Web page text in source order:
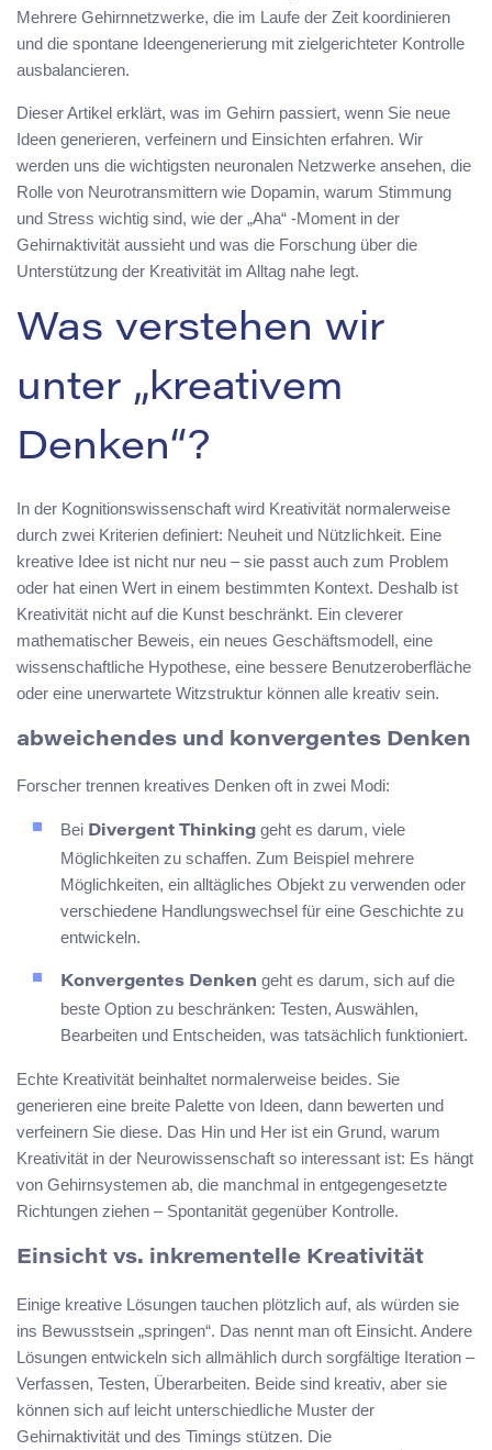
Mehrere Gehirnnetzwerke, die im Laufe der Zeit koordinieren
und die spontane Ideengenerierung mit zielgerichteter Kontrolle
ausbalancieren.
Dieser Artikel erklärt, was im Gehirn passiert, wenn Sie neue
Ideen generieren, verfeinern und Einsichten erfahren. Wir
werden uns die wichtigsten neuronalen Netzwerke ansehen, die
Rolle von Neurotransmittern wie Dopamin, warum Stimmung
und Stress wichtig sind, wie der „Aha“ -Moment in der
Gehirnaktivität aussieht und was die Forschung über die
Unterstützung der Kreativität im Alltag nahe legt.
Was verstehen wir
unter „kreativem
Denken“?
In der Kognitionswissenschaft wird Kreativität normalerweise
durch zwei Kriterien definiert: Neuheit und Nützlichkeit. Eine
kreative Idee ist nicht nur neu – sie passt auch zum Problem
oder hat einen Wert in einem bestimmten Kontext. Deshalb ist
Kreativität nicht auf die Kunst beschränkt. Ein cleverer
mathematischer Beweis, ein neues Geschäftsmodell, eine
wissenschaftliche Hypothese, eine bessere Benutzeroberfläche
oder eine unerwartete Witzstruktur können alle kreativ sein.
abweichendes und konvergentes Denken
Forscher trennen kreatives Denken oft in zwei Modi:
Bei Divergent Thinking geht es darum, viele
Möglichkeiten zu schaffen. Zum Beispiel mehrere
Möglichkeiten, ein alltägliches Objekt zu verwenden oder
verschiedene Handlungswechsel für eine Geschichte zu
entwickeln.
Konvergentes Denken geht es darum, sich auf die
beste Option zu beschränken: Testen, Auswählen,
Bearbeiten und Entscheiden, was tatsächlich funktioniert.
Echte Kreativität beinhaltet normalerweise beides. Sie
generieren eine breite Palette von Ideen, dann bewerten und
verfeinern Sie diese. Das Hin und Her ist ein Grund, warum
Kreativität in der Neurowissenschaft so interessant ist: Es hängt
von Gehirnsystemen ab, die manchmal in entgegengesetzte
Richtungen ziehen – Spontanität gegenüber Kontrolle.
Einsicht vs. inkrementelle Kreativität
Einige kreative Lösungen tauchen plötzlich auf, als würden sie
ins Bewusstsein „springen“. Das nennt man oft Einsicht. Andere
Lösungen entwickeln sich allmählich durch sorgfältige Iteration –
Verfassen, Testen, Überarbeiten. Beide sind kreativ, aber sie
können sich auf leicht unterschiedliche Muster der
Gehirnaktivität und des Timings stützen. Die